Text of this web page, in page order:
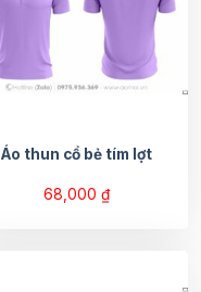
Áo thun cổ bẻ tím lợt
68,000 ₫